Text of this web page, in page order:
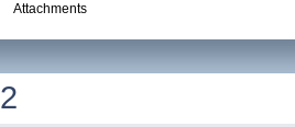
Attachments
2